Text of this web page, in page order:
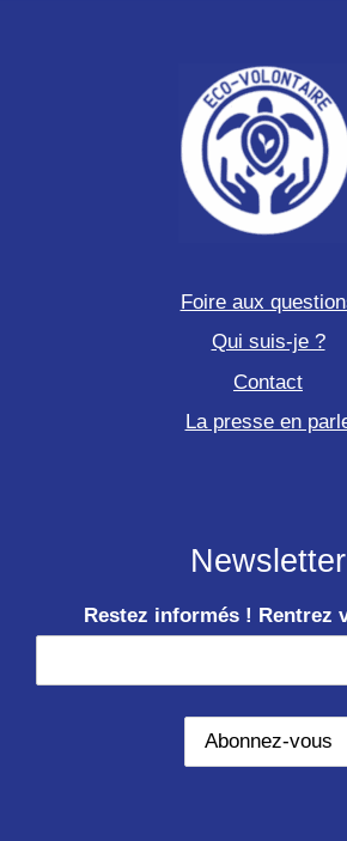
Foire aux
Qui suis-je ?
Contact
La presse en
Newsletter
Restez informés ! Rentrez